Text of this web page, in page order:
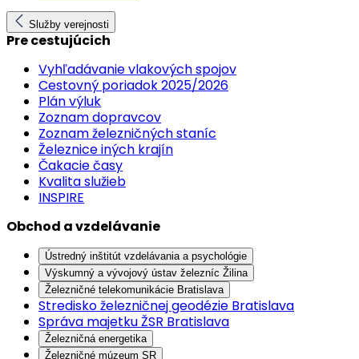
Služby verejnosti
Pre cestujúcich
Vyhľadávanie vlakových spojov
Cestovný poriadok 2025/2026
Plán výluk
Zoznam dopravcov
Zoznam železničných staníc
Železnice iných krajín
Čakacie časy
Kvalita služieb
INSPIRE
Obchod a vzdelávanie
Ústredný inštitút vzdelávania a psychológie
Výskumný a vývojový ústav železníc Žilina
Železničné telekomunikácie Bratislava
Stredisko železničnej geodézie Bratislava
Správa majetku ŽSR Bratislava
Železničná energetika
Železničné múzeum SR